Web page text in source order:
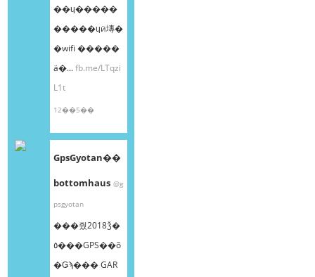
��ɥ�����
�����ɥӥ塼�
�wifi �����
ä�...fb.me/LTqzi
L1t
12��5��
GpsGyotan��
bottomhaus @g
psgyotan
���줬2018ǯ�
٥���GPS��õ
�Ǥϡ��� GAR